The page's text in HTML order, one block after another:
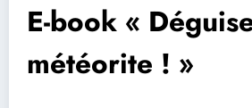
E-book «
météorite ! »